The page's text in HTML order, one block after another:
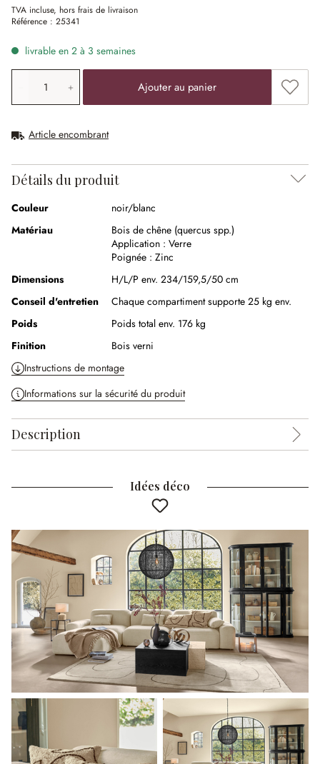
TVA incluse, hors frais de livraison
Référence : 25341
livrable en 2 à 3 semaines
Quantité de produit: saisissez la valeur souhaitée ou
Ajouter au panier
Article encombrant
Détails du produit
Couleur
noir/blanc
Matériau
Bois de chêne (quercus spp.)
Application : Verre
Poignée : Zinc
Dimensions
H/L/P env. 234/159,5/50 cm
Conseil d'entretien
Chaque compartiment supporte 25 kg env.
Poids
Poids total env. 176 kg
Finition
Bois verni
Instructions de montage
Informations sur la sécurité du produit
Description
Idées déco